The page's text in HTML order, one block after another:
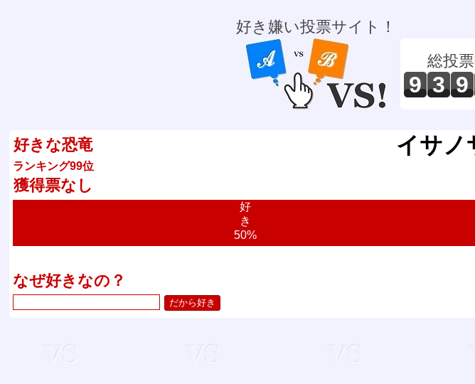
好き嫌い投票サイト！
総投
9 3 9
好きな恐竜
ランキング99位
獲得票なし
イサノ
好
き
50%
なぜ好きなの？